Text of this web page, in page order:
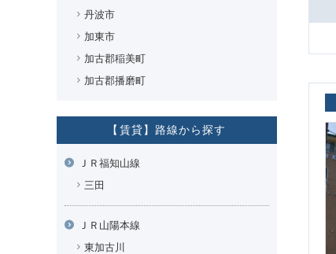
丹波市
加東市
加古郡稲美町
加古郡播磨町
【賃貸】路線から探す
ＪＲ福知山線
三田
ＪＲ山陽本線
東加古川